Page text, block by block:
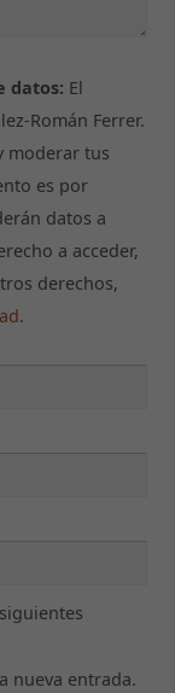
datos: El
Román Ferrer.
moderar tus
es por
datos a
a acceder,
derechos,
.
nueva entrada.